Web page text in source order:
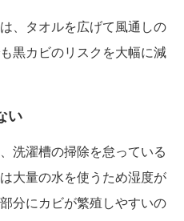
、タオルを広げて風通しの
黒カビのリスクを大幅に減
い
洗濯槽の掃除を怠っている
大量の水を使うため湿度が
分にカビが繁殖しやすいの